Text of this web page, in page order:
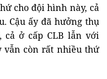
cho đội hình này, cả
Cậu ấy đã hưởng thụ
ở cấp CLB lẫn với
vẫn còn rất nhiều thứ